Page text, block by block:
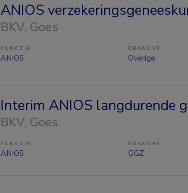
ANIOS
BKV, Goes
FUNCTIE
ANIOS
BRANCHE
Overige
Interim ANIOS langdurende
BKV, Goes
FUNCTIE
ANIOS
BRANCHE
GGZ